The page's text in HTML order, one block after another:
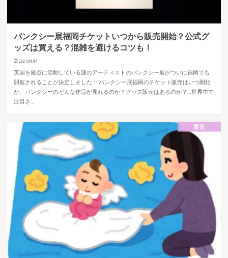
バンクシー展福岡チケットいつから販売開始？公式グ
ッズは買える？混雑を避けるコツも！
2021.04.07
英国を拠点に活動している謎のアーティストのバンクシー展がついに福岡でも
開催されることが決定しました！ バンクシー展福岡のチケット販売はいつ開始
か、バンクシーのどんな作品が見れるのか？グッズ販売はあるのか？…世界中で
注目さ…
育児